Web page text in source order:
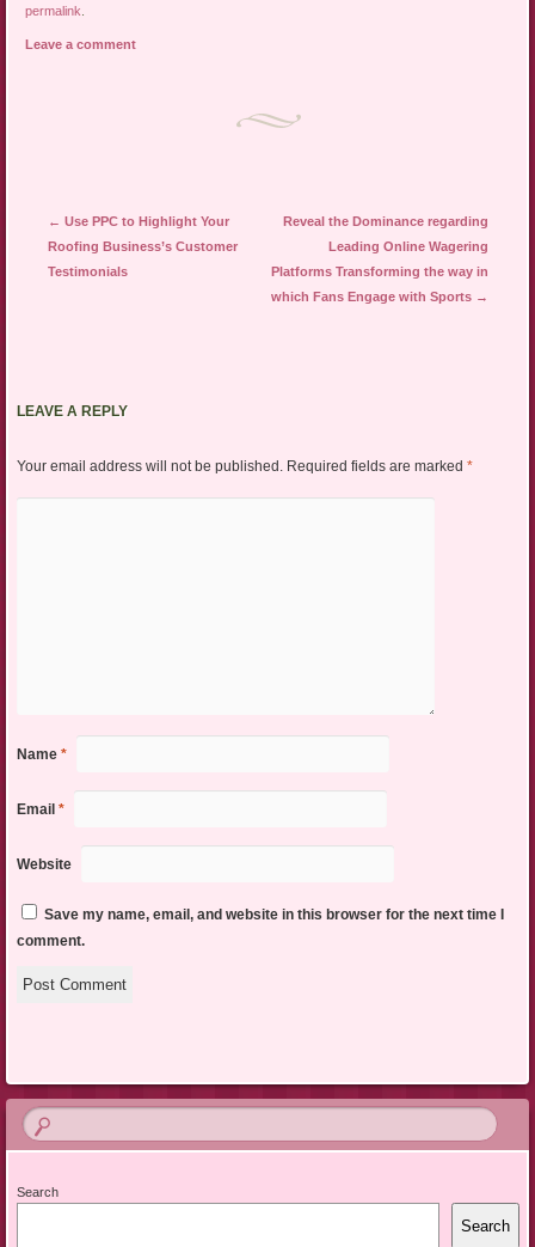
permalink
Leave a comment
Post navigation
← Use PPC to Highlight Your
Roofing Business’s Customer
Testimonials
Reveal the Dominance regarding
Leading Online Wagering
Platforms Transforming the way in
which Fans Engage with Sports →
LEAVE A REPLY
Your email address will not be published. Required fields are marked *
Name *
Email *
Website
Save my name, email, and website in this browser for the next time I
comment.
Search
Search